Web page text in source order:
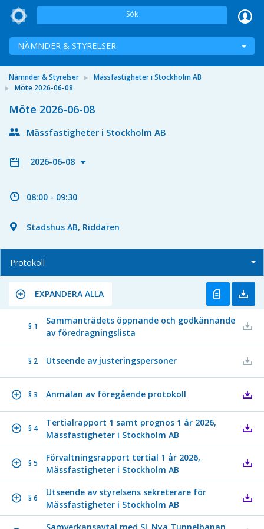
Sök
NÄMNDER & STYRELSER
Nämnder & Styrelser
Mässfastigheter i Stockholm AB
Möte 2026-06-08
Möte 2026-06-08
Mässfastigheter i Stockholm AB
2026-06-08
08:00 - 09:30
Stadshus AB, Riddaren
Protokoll
EXPANDERA ALLA
§ 1
Sammanträdets öppnande och godkännande
av föredragningslista
§ 2 Utseende av justeringspersoner
§ 3 Anmälan av föregående protokoll
§ 4
Tertialrapport 1 samt prognos 1 år 2026,
Mässfastigheter i Stockholm AB
§ 5
Förvaltningsrapport tertial 1 år 2026,
Mässfastigheter i Stockholm AB
§ 6
Utseende av styrelsens sekreterare för
Mässfastigheter i Stockholm AB
Samverkansavtal med SL Nya Tunnelbanan